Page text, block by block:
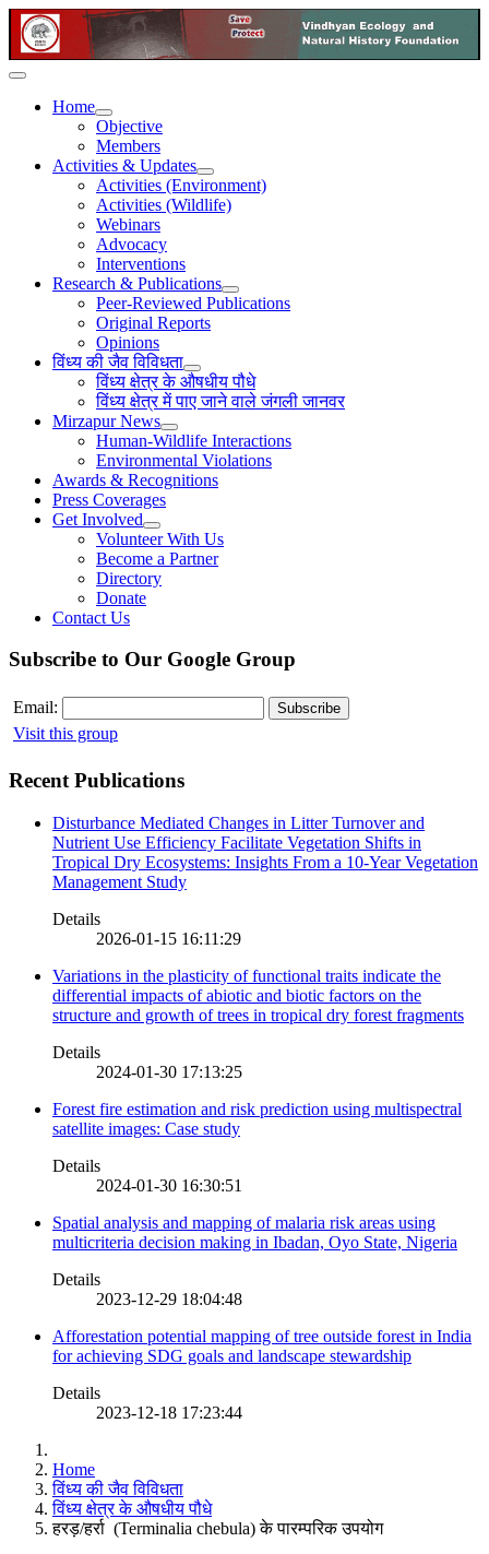
Home
Objective
Members
Activities & Updates
Activities (Environment)
Activities (Wildlife)
Webinars
Advocacy
Interventions
Research & Publications
Peer-Reviewed Publications
Original Reports
Opinions
विंध्य की जैव विविधता
विंध्य क्षेत्र के औषधीय पौधे
विंध्य क्षेत्र में पाए जाने वाले जंगली जानवर
Mirzapur News
Human-Wildlife Interactions
Environmental Violations
Awards & Recognitions
Press Coverages
Get Involved
Volunteer With Us
Become a Partner
Directory
Donate
Contact Us
Subscribe to Our Google Group
Email:
Visit this group
Recent Publications
Disturbance Mediated Changes in Litter Turnover and
Nutrient Use Efficiency Facilitate Vegetation Shifts in
Tropical Dry Ecosystems: Insights From a 10-Year Vegetation
Management Study
Details
2026-01-15 16:11:29
Variations in the plasticity of functional traits indicate the
differential impacts of abiotic and biotic factors on the
structure and growth of trees in tropical dry forest fragments
Details
2024-01-30 17:13:25
Forest fire estimation and risk prediction using multispectral
satellite images: Case study
Details
2024-01-30 16:30:51
Spatial analysis and mapping of malaria risk areas using
multicriteria decision making in Ibadan, Oyo State, Nigeria
Details
2023-12-29 18:04:48
Afforestation potential mapping of tree outside forest in India
for achieving SDG goals and landscape stewardship
Details
2023-12-18 17:23:44
Home
विंध्य की जैव विविधता
विंध्य क्षेत्र के औषधीय पौधे
हरड़/हर्रा (Terminalia chebula) के पारम्परिक उपयोग